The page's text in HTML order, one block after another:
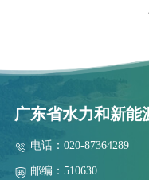
广东省水力和新能
电话：020-87364289
邮编：510630